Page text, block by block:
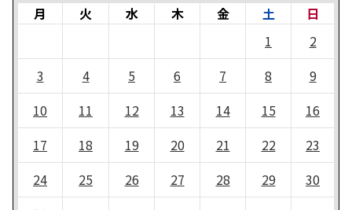
月 火 水 木 金 土
日
1
2
3
4 5 6 7 8
9
10
11 12 13 14 15
16
17
18 19 20 21 22
23
24
25 26 27 28 29
30